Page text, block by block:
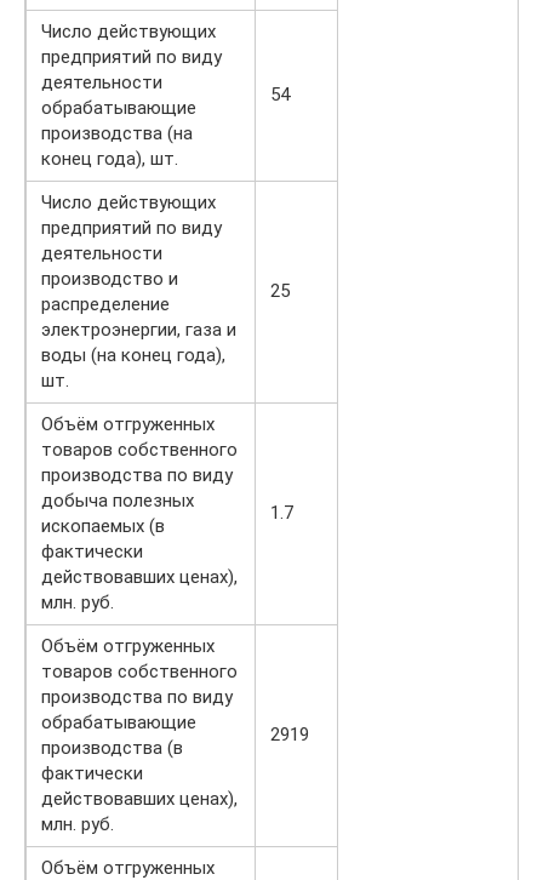
Число действующих
предприятий по виду
деятельности
обрабатывающие
производства (на
конец года), шт.
54
Число действующих
предприятий по виду
деятельности
производство и
распределение
электроэнергии, газа и
воды (на конец года),
шт.
25
Объём отгруженных
товаров собственного
производства по виду
добыча полезных
ископаемых (в
фактически
действовавших ценах),
млн. руб.
1.7
Объём отгруженных
товаров собственного
производства по виду
обрабатывающие
производства (в
фактически
действовавших ценах),
млн. руб.
2919
Объём отгруженных